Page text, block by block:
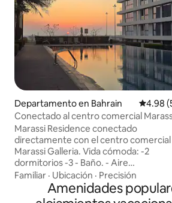
Departamento en Bahrain
4.98
Conectado al centro comercial
Galleria FMR604O
Marassi Residence conectado
directamente con el centro comercial
Marassi Galleria. Vida cómoda: -2
dormitorios -3 - Baño. - Aire
acondicionado. - Sala de estar. -
Lavarropas. - Cocina completa. -
TV de 75 pulgadas - Balcón. - Wifi.
Familiar · Ubicación · Precisión
Amenidades